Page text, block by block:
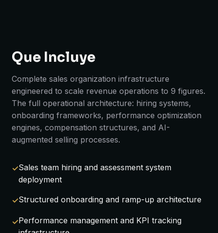
Que Incluye
Complete sales organization infrastructure
engineered to scale revenue operations to 9 figures.
The full operational architecture: hiring systems,
onboarding frameworks, performance optimization
engines, compensation structures, and AI-
augmented selling processes.
Sales team hiring and assessment system
deployment
Structured onboarding and ramp-up architecture
Performance management and KPI tracking